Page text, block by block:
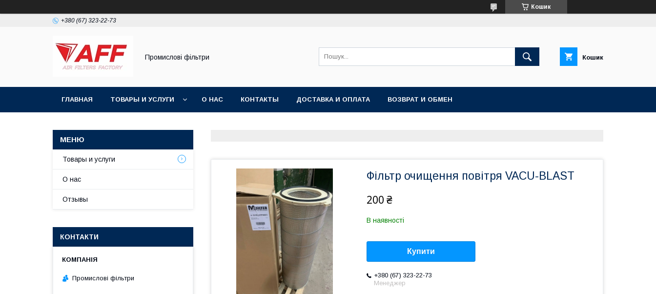
Кошик
+380 (67) 323-22-73
Промислові фільтри Кошик
ГЛАВНАЯ ТОВАРЫ И УСЛУГИ О НАС КОНТАКТЫ ДОСТАВКА И ОПЛАТА ВОЗВРАТ И ОБМЕН
Фільтр очищення повітря VACU-BLAST
200 ₴
В наявності
Купити
+380 (67) 323-22-73
Менеджер
Товары и услуги
О нас
Отзывы
КОНТАКТИ
Промислові фільтри